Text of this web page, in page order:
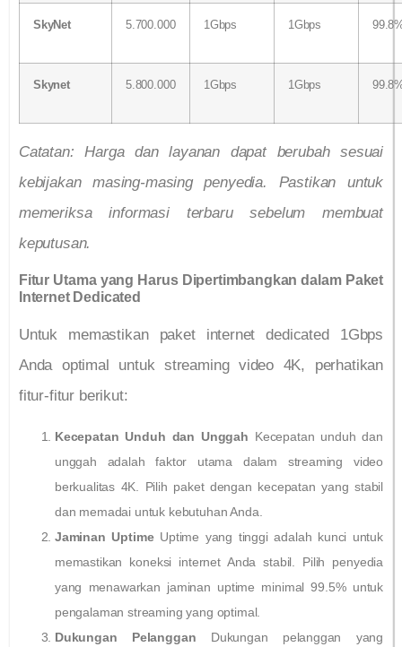
SkyNet 5.700.000 1Gbps 1Gbps
Skynet 5.800.000 1Gbps 1Gbps
Catatan: Harga dan layanan dapat berubah sesuai
kebijakan masing-masing penyedia. Pastikan untuk
memeriksa informasi terbaru sebelum membuat
keputusan.
Fitur Utama yang Harus Dipertimbangkan dalam Paket
Internet Dedicated
Untuk memastikan paket internet dedicated 1Gbps
Anda optimal untuk streaming video 4K, perhatikan
fitur-fitur berikut:
Kecepatan Unduh dan Unggah Kecepatan unduh dan
unggah adalah faktor utama dalam streaming video
berkualitas 4K. Pilih paket dengan kecepatan yang stabil
dan memadai untuk kebutuhan Anda.
Jaminan UptimeUptime yang tinggi adalah kunci untuk
memastikan koneksi internet Anda stabil. Pilih penyedia
yang menawarkan jaminan uptime minimal 99.5% untuk
pengalaman streaming yang optimal.
Dukungan Pelanggan Dukungan pelanggan yang